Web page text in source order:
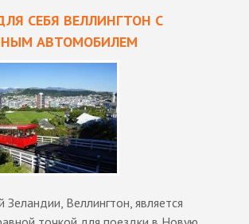
СЕБЯ ВЕЛЛИНГТОН С
АВТОМОБИЛЕМ
Веллингтон, является